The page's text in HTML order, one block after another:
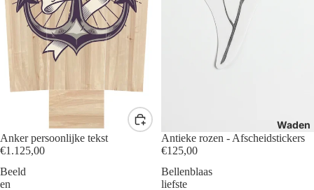
Waden
Anker persoonlijke tekst
€1.125,00
Antieke rozen - Afscheidstickers
€125,00
Beeld
en
Bellenblaas
liefste